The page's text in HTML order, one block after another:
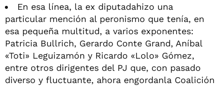
En esa línea, la ex diputadahizo una
particular mención al peronismo que tenía, en
esa pequeña multitud, a varios exponentes:
Patricia Bullrich, Gerardo Conte Grand, Aníbal
«Toti» Leguizamón y Ricardo «Lolo» Gómez,
entre otros dirigentes del PJ que, con pasado
diverso y fluctuante, ahora engordanla Coalición